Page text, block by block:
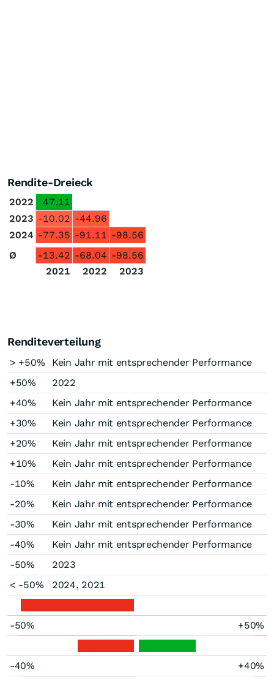
Rendite-Dreieck
2022
47.11
2023 -10.02 -44.96
2024 -77.35 -91.11 -98.56
Ø
-13.42 -68.04 -98.56
2021
2022 2023
Renditeverteilung
> +50%
Kein Jahr mit entsprechender Performance
+50%
2022
+40%
Kein Jahr mit entsprechender Performance
+30%
Kein Jahr mit entsprechender Performance
+20%
Kein Jahr mit entsprechender Performance
+10%
Kein Jahr mit entsprechender Performance
-10%
Kein Jahr mit entsprechender Performance
-20%
Kein Jahr mit entsprechender Performance
-30%
Kein Jahr mit entsprechender Performance
-40%
Kein Jahr mit entsprechender Performance
-50%
2023
< -50%
2024, 2021
-50% +50%
-40% +40%